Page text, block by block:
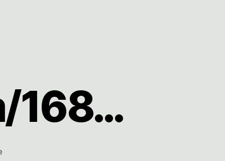
168…
zu